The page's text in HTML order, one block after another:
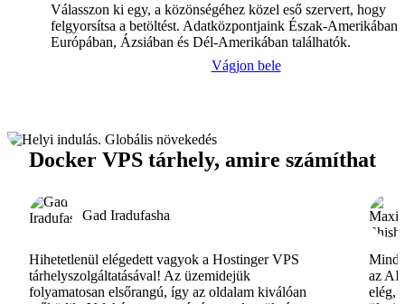
Válasszon ki egy, a közönségéhez közel eső szervert, hogy
felgyorsítsa a betöltést. Adatközpontjaink Észak-Amerikában,
Európában, Ázsiában és Dél-Amerikában találhatók.
Vágjon bele
Docker VPS tárhely, amire számíthat
Gad Iradufasha
Hihetetlenül elégedett vagyok a Hostinger VPS
tárhelyszolgáltatásával! Az üzemidejük
folyamatosan elsőrangú, így az oldalam kiválóan
az AI-
elég,